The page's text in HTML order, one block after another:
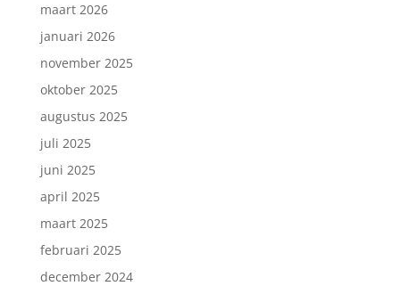
maart 2026
januari 2026
november 2025
oktober 2025
augustus 2025
juli 2025
juni 2025
april 2025
maart 2025
februari 2025
december 2024